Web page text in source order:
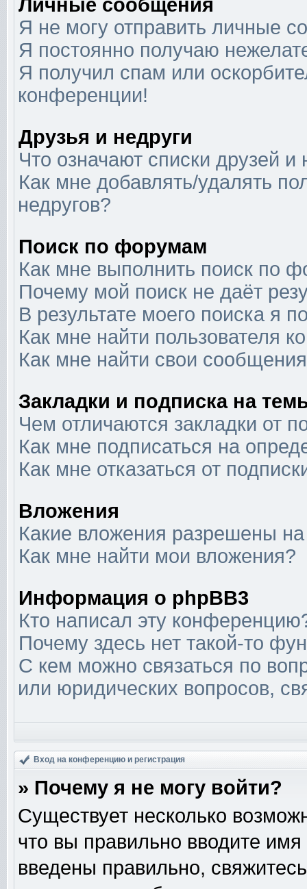
Личные сообщения
Я не могу отправить личные
Я постоянно получаю
Я получил спам или
конференции!
Друзья и недруги
Что означают списки друзей и
Как мне добавлять/удалять
недругов?
Поиск по форумам
Как мне выполнить поиск по
Почему мой поиск не даёт
В результате моего поиска я
Как мне найти пользователя
Как мне найти свои
Закладки и подписка на
Чем отличаются закладки от
Как мне подписаться на
Как мне отказаться от
Вложения
Какие вложения разрешены
Как мне найти мои вложения?
Информация о phpBB3
Кто написал эту
Почему здесь нет такой-то
С кем можно связаться по
или юридических вопросов,
Вход на конференцию и регистрация
» Почему я не могу войти?
Существует несколько
что вы правильно вводите
введены правильно,